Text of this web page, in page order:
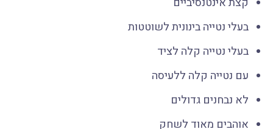
בעלי נטייה בינונית לשוטטות
בעלי נטייה קלה לציד
עם נטייה קלה ללעיסה
לא נבחנים גדולים
אוהבים מאוד לשחק